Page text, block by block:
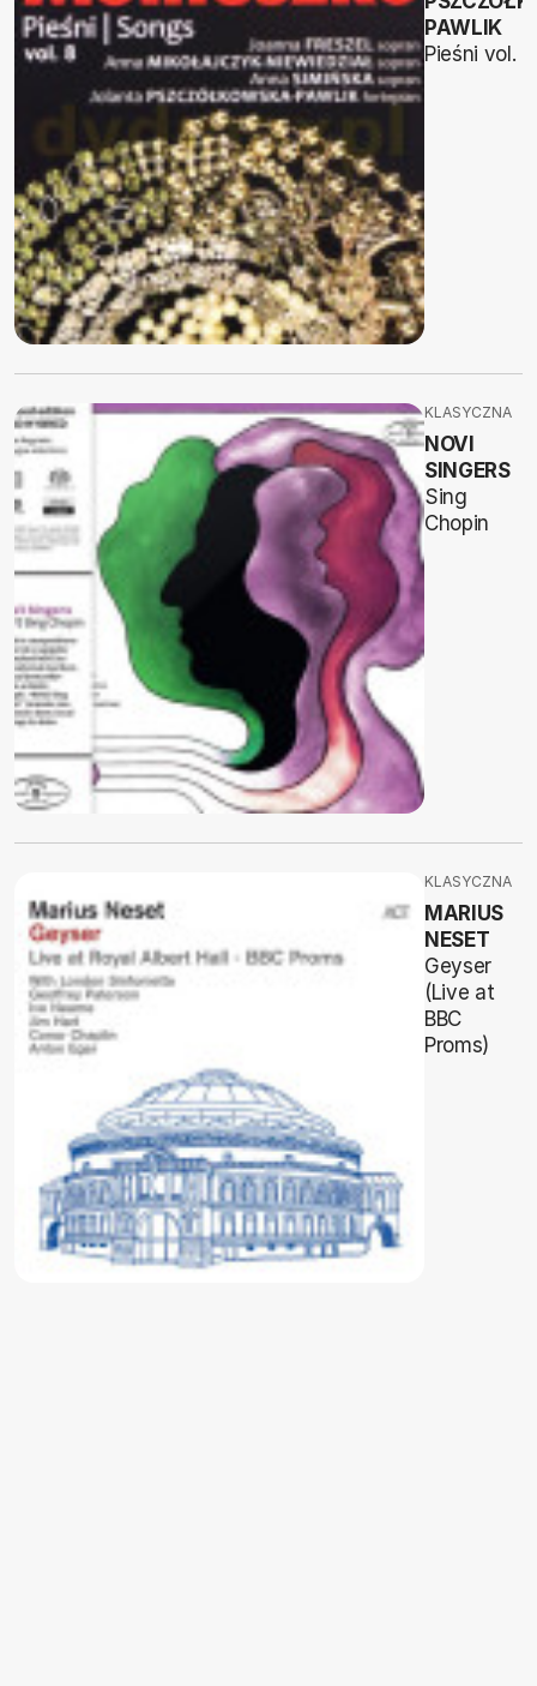
PAWLIK
Pieśni vol. 8
KLASYCZNA
NOVI
SINGERS
Sing
Chopin
KLASYCZNA
MARIUS
NESET
Geyser
(Live at
BBC
Proms)